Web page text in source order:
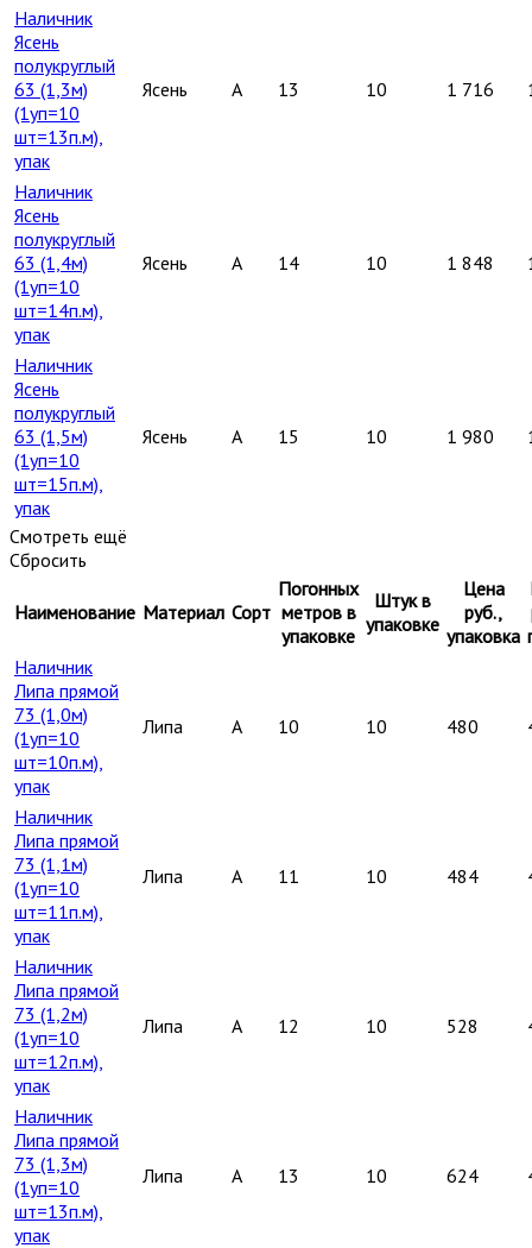
Наличник
Ясень
полукруглый
63 (1,3м)
(1уп=10
шт=13п.м),
упак
Ясень A 13 10 1 716
Наличник
Ясень
полукруглый
63 (1,4м)
(1уп=10
шт=14п.м),
упак
Ясень A 14 10 1 848
Наличник
Ясень
полукруглый
63 (1,5м)
(1уп=10
шт=15п.м),
упак
Ясень A 15 10 1 980
Смотреть ещё
Сбросить
Наименование Материал Сорт
Погонных
метров в
упаковке
Штук в
упаковке
Цена
руб.,
упаковка
Наличник
Липа прямой
73 (1,0м)
(1уп=10
шт=10п.м),
упак
Липа A 10 10 480
Наличник
Липа прямой
73 (1,1м)
(1уп=10
шт=11п.м),
упак
Липа A 11 10 484
Наличник
Липа прямой
73 (1,2м)
(1уп=10
шт=12п.м),
упак
Липа A 12 10 528
Наличник
Липа прямой
73 (1,3м)
(1уп=10
шт=13п.м),
упак
Липа A 13 10 624